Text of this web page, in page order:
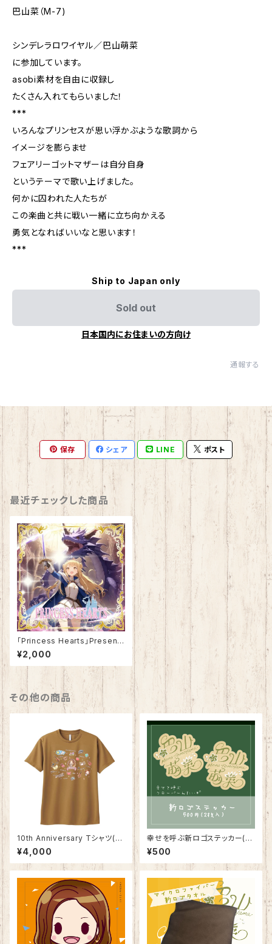
巴山菜（M-7)
シンデレラロワイヤル／巴山萌菜
に参加しています。
asobi素材を自由に収録し
たくさん入れてもらいました！
***
いろんなプリンセスが思い浮かぶような歌詞から
イメージを膨らませ
フェアリーゴットマザーは自分自身
というテーマで歌い上げました。
何かに囚われた人たちが
この楽曲と共に戦い一緒に立ち向かえる
勇気となればいいなと思います！
***
Ship to Japan only
Sold out
日本国内にお住まいの方向け
通報する
保存 シェア LINE ポスト
最近チェックした商品
｢Princess Hearts」Present
ed by SOUTH OF HEAVEN
¥2,000
その他の商品
10th Anniversary Tシャツ(LL
のみ)
¥4,000
幸せを呼ぶ新ロゴステッカー(2
枚入)
¥500